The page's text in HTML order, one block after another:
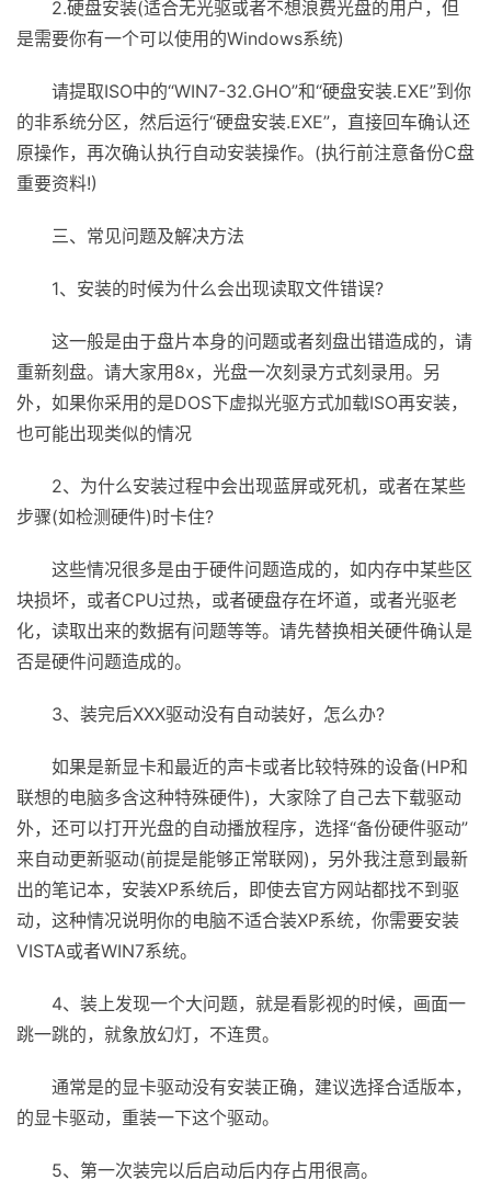
2.硬盘安装(适合无光驱或者不想浪费光盘的用户，但
是需要你有一个可以使用的Windows系统)
请提取ISO中的“WIN7-32.GHO”和“硬盘安装.EXE”到你
的非系统分区，然后运行“硬盘安装.EXE”，直接回车确认还
原操作，再次确认执行自动安装操作。(执行前注意备份C盘
重要资料!)
三、常见问题及解决方法
1、安装的时候为什么会出现读取文件错误?
这一般是由于盘片本身的问题或者刻盘出错造成的，请
重新刻盘。请大家用8x，光盘一次刻录方式刻录用。另
外，如果你采用的是DOS下虚拟光驱方式加载ISO再安装，
也可能出现类似的情况
2、为什么安装过程中会出现蓝屏或死机，或者在某些
步骤(如检测硬件)时卡住?
这些情况很多是由于硬件问题造成的，如内存中某些区
块损坏，或者CPU过热，或者硬盘存在坏道，或者光驱老
化，读取出来的数据有问题等等。请先替换相关硬件确认是
否是硬件问题造成的。
3、装完后XXX驱动没有自动装好，怎么办?
如果是新显卡和最近的声卡或者比较特殊的设备(HP和
联想的电脑多含这种特殊硬件)，大家除了自己去下载驱动
外，还可以打开光盘的自动播放程序，选择“备份硬件驱动”
来自动更新驱动(前提是能够正常联网)，另外我注意到最新
出的笔记本，安装XP系统后，即使去官方网站都找不到驱
动，这种情况说明你的电脑不适合装XP系统，你需要安装
VISTA或者WIN7系统。
4、装上发现一个大问题，就是看影视的时候，画面一
跳一跳的，就象放幻灯，不连贯。
通常是的显卡驱动没有安装正确，建议选择合适版本，
的显卡驱动，重装一下这个驱动。
5、第一次装完以后启动后内存占用很高。